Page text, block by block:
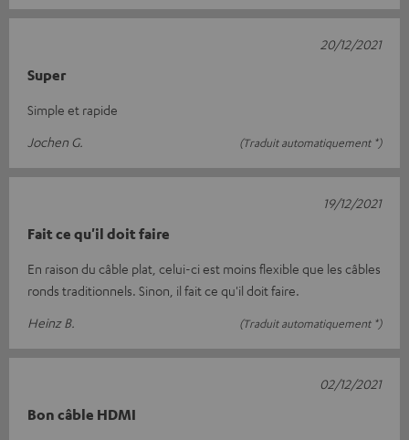
Super
Simple et rapide
Jochen G.
(Traduit automatiquement *)
20/12/2021
Fait ce qu'il doit faire
En raison du câble plat, celui-ci est moins flexible que les câbles
ronds traditionnels. Sinon, il fait ce qu'il doit faire.
Heinz B.
(Traduit automatiquement *)
19/12/2021
Bon câble HDMI
02/12/2021